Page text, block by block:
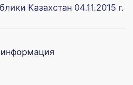
Казахстан 04.11.2015 г.
информация